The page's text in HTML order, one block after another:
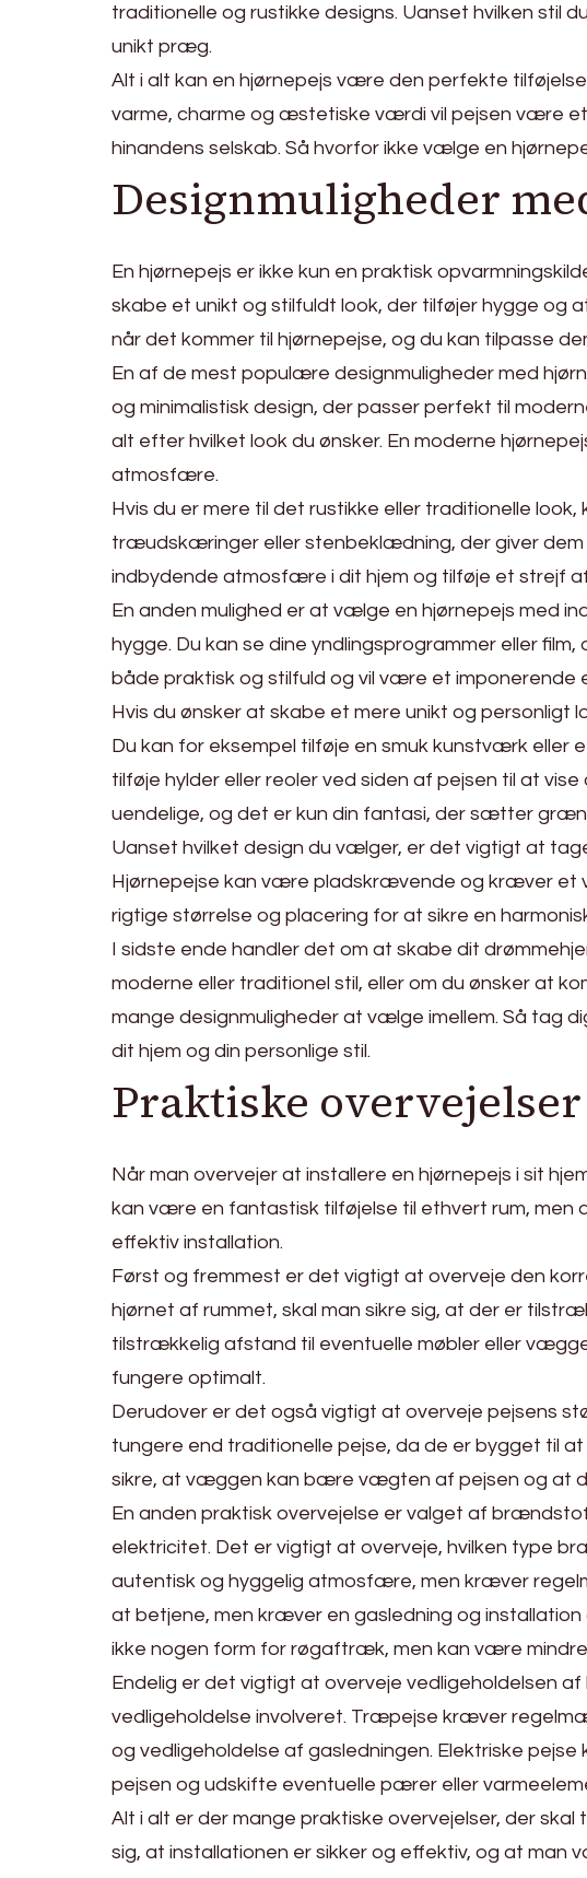
traditionelle og rustikke designs. Uanset hvilken stil
unikt præg.
Alt i alt kan en hjørnepejs være den perfekte
varme, charme og æstetiske værdi vil pejsen være
hinandens selskab. Så hvorfor ikke vælge en
Designmuligheder
En hjørnepejs er ikke kun en praktisk
skabe et unikt og stilfuldt look, der tilføjer hygge og
når det kommer til hjørnepejse, og du kan tilpasse
En af de mest populære designmuligheder med
og minimalistisk design, der passer perfekt til
alt efter hvilket look du ønsker. En moderne
atmosfære.
Hvis du er mere til det rustikke eller traditionelle
træudskæringer eller stenbeklædning, der giver dem
indbydende atmosfære i dit hjem og tilføje et strejf
En anden mulighed er at vælge en hjørnepejs med
hygge. Du kan se dine yndlingsprogrammer eller
både praktisk og stilfuld og vil være et imponerende
Hvis du ønsker at skabe et mere unikt og personligt
Du kan for eksempel tilføje en smuk kunstværk eller
tilføje hylder eller reoler ved siden af pejsen til at
uendelige, og det er kun din fantasi, der sætter
Uanset hvilket design du vælger, er det vigtigt at
Hjørnepejse kan være pladskrævende og kræver et
rigtige størrelse og placering for at sikre en
I sidste ende handler det om at skabe dit
moderne eller traditionel stil, eller om du ønsker at
mange designmuligheder at vælge imellem. Så tag
dit hjem og din personlige stil.
Praktiske
Når man overvejer at installere en hjørnepejs i sit
kan være en fantastisk tilføjelse til ethvert rum,
effektiv installation.
Først og fremmest er det vigtigt at overveje den
hjørnet af rummet, skal man sikre sig, at der er
tilstrækkelig afstand til eventuelle møbler eller
fungere optimalt.
Derudover er det også vigtigt at overveje pejsens
tungere end traditionelle pejse, da de er bygget til
sikre, at væggen kan bære vægten af pejsen og at
En anden praktisk overvejelse er valget af
elektricitet. Det er vigtigt at overveje, hvilken type
autentisk og hyggelig atmosfære, men kræver
at betjene, men kræver en gasledning og
ikke nogen form for røgaftræk, men kan være
Endelig er det vigtigt at overveje vedligeholdelsen
vedligeholdelse involveret. Træpejse kræver
og vedligeholdelse af gasledningen. Elektriske
pejsen og udskifte eventuelle pærer eller
Alt i alt er der mange praktiske overvejelser, der
sig, at installationen er sikker og effektiv, og at